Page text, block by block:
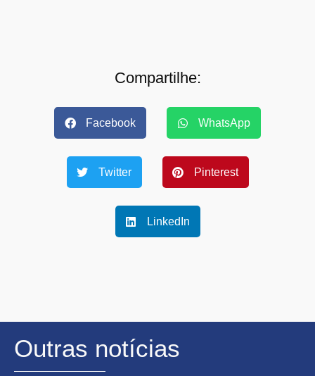
Compartilhe:
Facebook WhatsApp
Twitter Pinterest
LinkedIn
Outras notícias